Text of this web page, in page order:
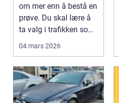
om mer enn å bestå en
prøve. Du skal lære å
ta valg i trafikken som
påvirker ...
04 mars 2026